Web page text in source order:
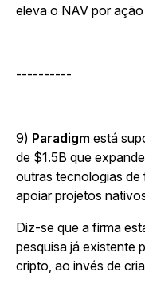
eleva o NAV por
----------
9) Paradigm está
de $1.5B que
outras tecnologias
apoiar projetos
Diz-se que a firma
pesquisa já existente
cripto, ao invés de